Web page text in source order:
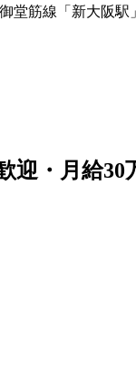
堂筋線「新大阪駅
迎・月給